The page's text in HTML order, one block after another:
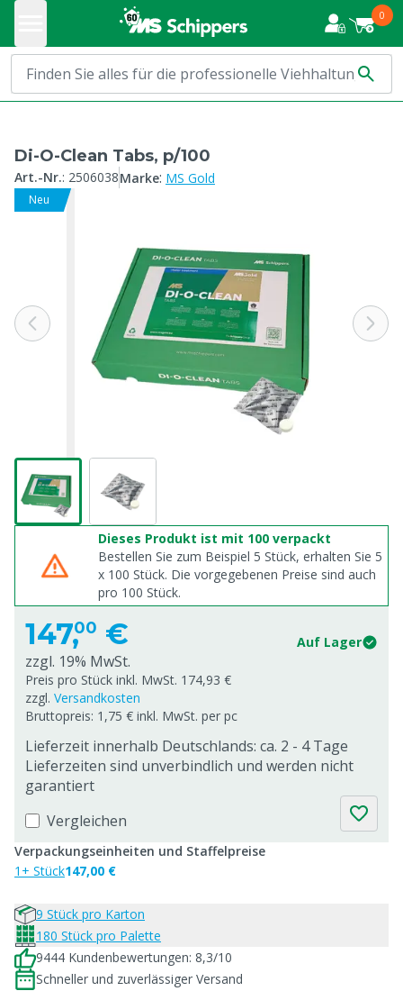
0
Di-O-Clean Tabs, p/100
Art.-Nr.: 2506038Marke: MS Gold
Neu
Dieses Produkt ist mit 100 verpackt
Bestellen Sie zum Beispiel 5 Stück, erhalten Sie 5
x 100 Stück. Die vorgegebenen Preise sind auch
pro 100 Stück.
147,00 € Auf Lager
zzgl. 19% MwSt.
Preis pro Stück inkl. MwSt. 174,93 €
zzgl. Versandkosten
Bruttopreis: 1,75 € inkl. MwSt. per pc
Lieferzeit innerhalb Deutschlands: ca. 2 - 4 Tage
Lieferzeiten sind unverbindlich und werden nicht
garantiert
Vergleichen
Verpackungseinheiten und Staffelpreise
1+ Stück147,00 €
9 Stück pro Karton
180 Stück pro Palette
9444 Kundenbewertungen: 8,3/10
Schneller und zuverlässiger Versand